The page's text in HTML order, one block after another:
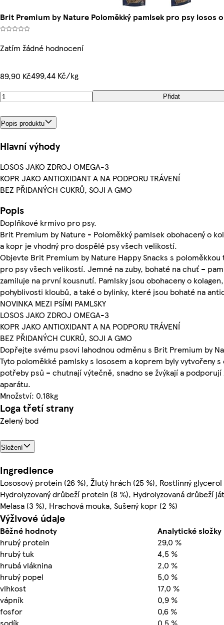
Brit Premium by Nature Poloměkký pamlsek pro psy losos
Zatím žádné hodnocení
89,90 Kč499,44 Kč/kg
Přidat
Popis produktu
Hlavní výhody
LOSOS JAKO ZDROJ OMEGA-3
KOPR JAKO ANTIOXIDANT A NA PODPORU TRÁVENÍ
BEZ PŘIDANÝCH CUKRŮ, SOJI A GMO
Popis
Doplňkové krmivo pro psy.
Brit Premium by Nature - Poloměkký pamlsek obohacený o
a kopr je vhodný pro dospělé psy všech velikostí.
Objevte Brit Premium by Nature Happy Snacks s
pro psy všech velikostí. Jemné na zuby, bohaté na chuť –
zamiluje na první kousnutí. Pamlsky jsou obohaceny o
pohyblivosti kloubů, a také o bylinky, které jsou bohaté na
NOVINKA MEZI PSÍMI PAMLSKY
LOSOS JAKO ZDROJ OMEGA-3
KOPR JAKO ANTIOXIDANT A NA PODPORU TRÁVENÍ
BEZ PŘIDANÝCH CUKRŮ, SOJI A GMO
Dopřejte svému psovi lahodnou odměnu s Brit Premium by
Tyto poloměkké pamlsky s lososem a koprem byly vytvořeny
potřeby psů – chutnají výtečně, snadno se žvýkají a podporují
aparátu.
Množství: 0.18kg
Loga třetí strany
Zelený bod
Složení
Ingredience
Lososový protein (26 %), Žlutý hrách (25 %), Rostlinný
Hydrolyzovaný drůbeží protein (8 %), Hydrolyzovaná drůbeží
Melasa (3 %), Hrachová mouka, Sušený kopr (2 %)
Výživové údaje
Běžné hodnoty
Analytické složky
hrubý protein
29,0 %
hrubý tuk
4,5 %
hrubá vláknina
2,0 %
hrubý popel
5,0 %
vlhkost
17,0 %
vápník
0,9 %
fosfor
0,6 %
sodík
0,5 %